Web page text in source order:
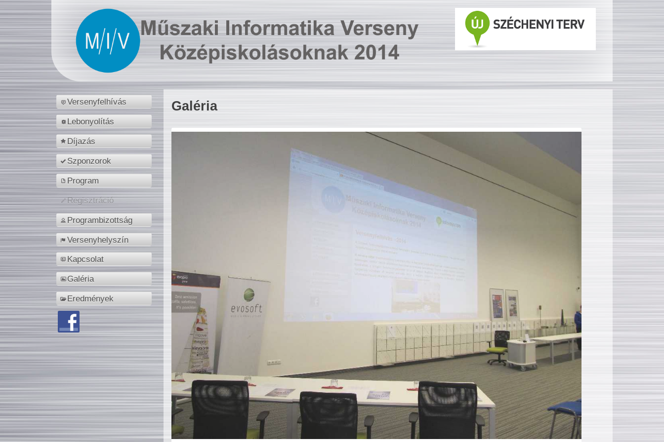
Versenyfelhívás
Lebonyolítás
Díjazás
Szponzorok
Program
Regisztráció
Programbizottság
Versenyhelyszín
Kapcsolat
Galéria
Eredmények
Galéria